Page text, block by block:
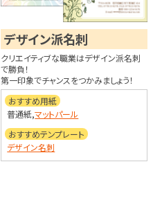
デザイン派名刺
クリエイティブな職業はデザイン派名刺
で勝負！
第一印象でチャンスをつかみましょう！
おすすめ用紙
普通紙,マットパール
おすすめテンプレート
デザイン名刺